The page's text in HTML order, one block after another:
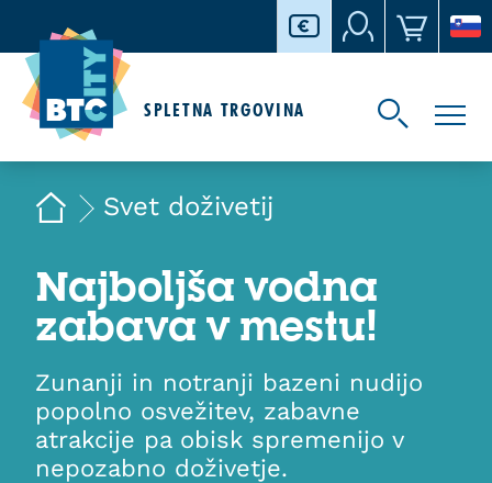
SPLETNA TRGOVINA
Svet doživetij
Najboljša vodna
zabava v mestu!
Zunanji in notranji bazeni nudijo
popolno osvežitev, zabavne
atrakcije pa obisk spremenijo v
nepozabno doživetje.